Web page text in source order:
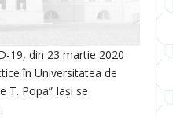
19, din 23 martie 2020
în Universitatea de
T. Popa” Iași se